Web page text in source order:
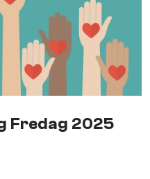
Fredag 2025